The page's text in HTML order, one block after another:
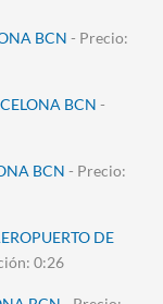
BCN - Precio:
BCN -
BCN - Precio:
DE
0:26